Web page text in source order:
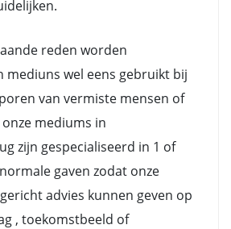
reden worden
mediuns wel eens gebruikt bij
van vermiste mensen of
mediums in
zijn gespecialiseerd in 1 of
gaven zodat onze
advies kunnen geven op
, toekomstbeeld of